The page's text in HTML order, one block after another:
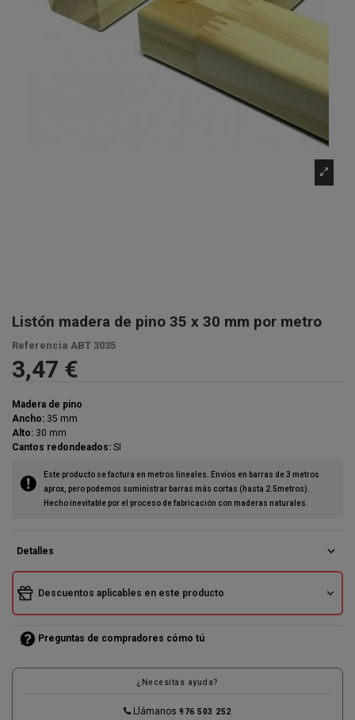
Listón madera de pino 35 x 30 mm por metro
Referencia ABT 3035
3,47 €
Madera de pino
Ancho: 35 mm
Alto: 30 mm
Cantos redondeados: SI
Este producto se factura en metros lineales. Envíos en barras de 3 metros
aprox, pero podemos suministrar barras más cortas (hasta 2.5metros).
Hecho inevitable por el proceso de fabricación con maderas naturales.
Detalles expand_more
Descuentos aplicables en este producto expand_more
Preguntas de compradores cómo tú
¿Necesitas ayuda?
Llámanos976 503 252